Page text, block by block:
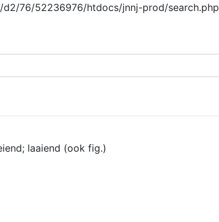
76/52236976/htdocs/jnnj-prod/
laaiend (ook fig.)